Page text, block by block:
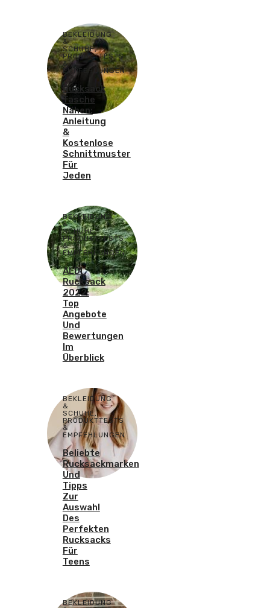
BEKLEIDUNG
&
SCHUHE,
PRODUKTTESTS
&
EMPFEHLUNGEN
Rucksack
Tasche
Nähen:
Anleitung
&
Kostenlose
Schnittmuster
Für
Jeden
BEKLEIDUNG
&
SCHUHE,
PRODUKTTESTS
&
EMPFEHLUNGEN
ALDI
Rucksack
2022:
Top
Angebote
Und
Bewertungen
Im
Überblick
BEKLEIDUNG
&
SCHUHE,
PRODUKTTESTS
&
EMPFEHLUNGEN
Beliebte
Rucksackmarken
Und
Tipps
Zur
Auswahl
Des
Perfekten
Rucksacks
Für
Teens
BEKLEIDUNG